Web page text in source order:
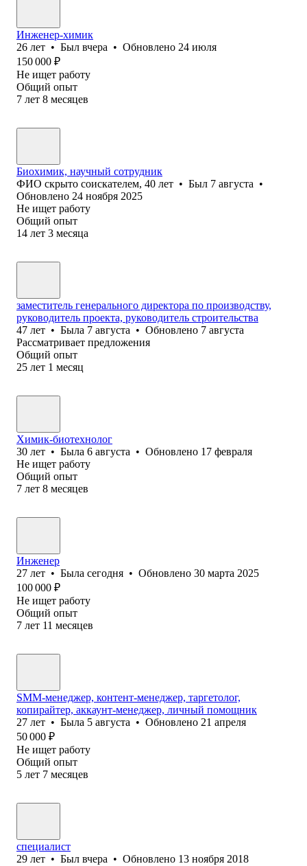
Инженер-химик
26 лет • Был вчера • Обновлено 24 июля
150 000 ₽
Не ищет работу
Общий опыт
7 лет 8 месяцев
Биохимик, научный сотрудник
ФИО скрыто соискателем, 40 лет • Был 7 августа •
Обновлено 24 ноября 2025
Не ищет работу
Общий опыт
14 лет 3 месяца
заместитель генерального директора по производству,
руководитель проекта, руководитель строительства
47 лет • Была 7 августа • Обновлено 7 августа
Рассматривает предложения
Общий опыт
25 лет 1 месяц
Химик-биотехнолог
30 лет • Была 6 августа • Обновлено 17 февраля
Не ищет работу
Общий опыт
7 лет 8 месяцев
Инженер
27 лет • Была сегодня • Обновлено 30 марта 2025
100 000 ₽
Не ищет работу
Общий опыт
7 лет 11 месяцев
SMM-менеджер, контент-менеджер, таргетолог,
копирайтер, аккаунт-менеджер, личный помощник
27 лет • Была 5 августа • Обновлено 21 апреля
50 000 ₽
Не ищет работу
Общий опыт
5 лет 7 месяцев
специалист
29 лет • Был вчера • Обновлено 13 ноября 2018